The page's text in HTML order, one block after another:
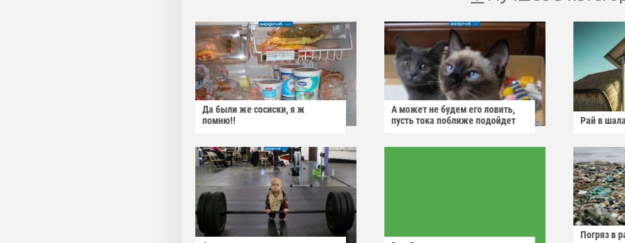
Да были же сосиски, я ж
помню!!
А может не будем его ловить,
пусть тока поближе подойдет
Рай в
Погряз в